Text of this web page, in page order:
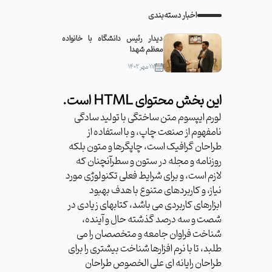
اخبار دسته‌بندی
دیدار رئیس دانشگاه با خانواده
معظم شهدا
۱۷ مهر ۱۴۰۲
این بخش محتوای HTML است.
لورم ایپسوم متن ساختگی با تولید سادگی
نامفهوم از صنعت چاپ، و با استفاده از
طراحان گرافیک است، چاپگرها و متون بلکه
روزنامه و مجله در ستون و سطرآنچنان که
لازم است، و برای شرایط فعلی تکنولوژی مورد
نیاز، و کاربردهای متنوع با هدف بهبود
ابزارهای کاربردی می باشد، کتابهای زیادی در
شصت و سه درصد گذشته حال و آینده،
شناخت فراوان جامعه و متخصصان را می
طلبد، تا با نرم افزارها شناخت بیشتری را برای
طراحان رایانه ای علی الخصوص طراحان